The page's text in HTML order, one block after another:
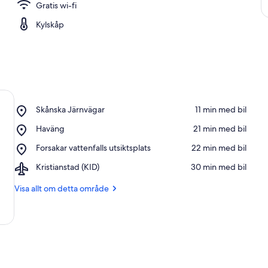
Gratis wi-fi
Kylskåp
Skånska Järnvägar
Place,
Järnvägar
‪11 min med bil‬
Haväng
Place,
‪21 min med bil‬
Forsakar vattenfalls utsiktsplats
Place,
vattenfalls
‪22 min med bil‬
Kristianstad (KID)
Airport,
(KID)
‪30 min med bil‬
Visa allt om detta område